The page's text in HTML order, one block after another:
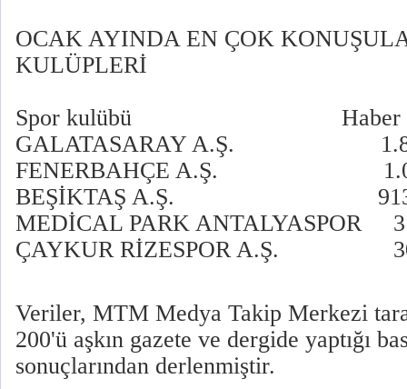
OCAK AYINDA EN ÇOK
KULÜPLERİ
Spor kulübü Haber
GALATASARAY A.Ş.
FENERBAHÇE A.Ş.
BEŞİKTAŞ A.Ş.
MEDİCAL PARK ANTALYASPOR
ÇAYKUR RİZESPOR A.Ş.
Veriler, MTM Medya Takip Merkezi
200'ü aşkın gazete ve dergide yaptığı
sonuçlarından derlenmiştir.